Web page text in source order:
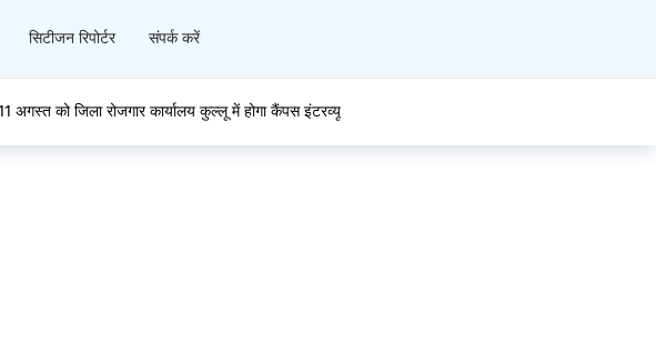
सिटीजन रिपोर्टर संपर्क करें
अगस्त को जिला रोजगार कार्यालय कुल्लू में होगा कैंपस इंटरव्यू